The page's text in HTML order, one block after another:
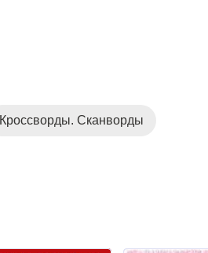
Кроссворды. Сканворды